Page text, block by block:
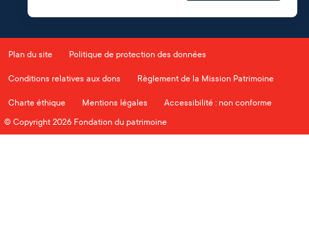
Plan du site Politique de protection des données
Conditions relatives aux dons Règlement de la Mission Patrimoine
Charte éthique Mentions légales
Accessibilité : non conforme
© Copyright 2026 Fondation du patrimoine